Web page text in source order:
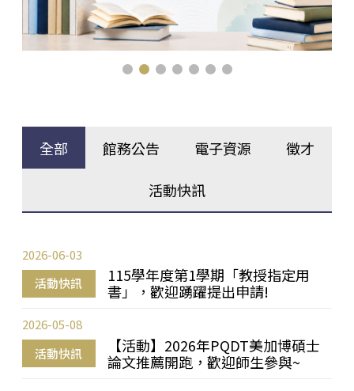
全部 館務公告 電子資源 徵才
活動快訊
活動快訊
115學年度第1學期「教授指定用
書」，歡迎踴躍提出申請!
2026-06-03
活動快訊
【活動】2026年PQDT美加博碩士
論文推薦開跑，歡迎師生參與~
2026-05-08